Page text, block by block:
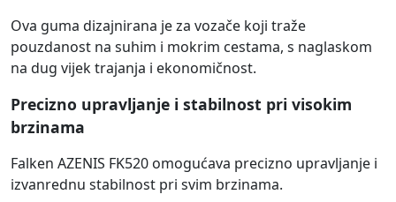
Ova guma dizajnirana je za vozače koji traže
pouzdanost na suhim i mokrim cestama, s naglaskom
na dug vijek trajanja i ekonomičnost.
Precizno upravljanje i stabilnost pri visokim
brzinama
Falken AZENIS FK520 omogućava precizno upravljanje i
izvanrednu stabilnost pri svim brzinama.